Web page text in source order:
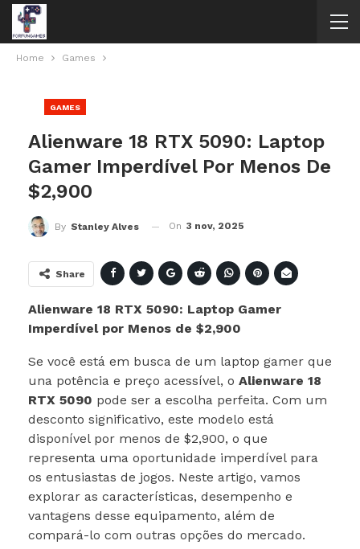
Home Games
GAMES
Alienware 18 RTX 5090: Laptop
Gamer Imperdível Por Menos De
$2,900
By Stanley Alves On 3 nov, 2025
Share
Alienware 18 RTX 5090: Laptop Gamer
Imperdível por Menos de $2,900
Se você está em busca de um laptop gamer que
una potência e preço acessível, o Alienware 18
RTX 5090 pode ser a escolha perfeita. Com um
desconto significativo, este modelo está
disponível por menos de $2,900, o que
representa uma oportunidade imperdível para
os entusiastas de jogos. Neste artigo, vamos
explorar as características, desempenho e
vantagens desse equipamento, além de
compará-lo com outras opções do mercado.